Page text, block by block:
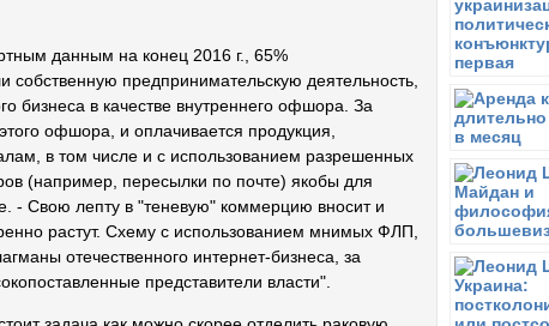
данным на конец 2016 г., 65%
собственную предпринимательскую деятельность,
бизнеса в качестве внутреннего офшора. За
офшора, и оплачивается продукция,
в том числе и с использованием разрешенных
(например, пересылки по почте) якобы для
- Свою лепту в "теневую" коммерцию вносит и
растут. Схему с использованием мнимых ФЛП,
отечественного интернет-бизнеса, за
представители власти".